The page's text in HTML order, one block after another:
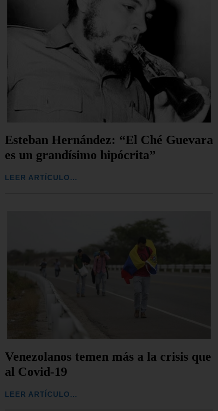
Esteban Hernández: “El Ché Guevara
es un grandísimo hipócrita”
LEER ARTÍCULO...
Venezolanos temen más a la crisis que
al Covid-19
LEER ARTÍCULO...